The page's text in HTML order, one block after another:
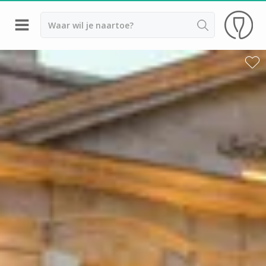
Terug
Wijnproeverij & wijnhuizen Saint Emilion
Wijnproeverij & wijnhuizen Beaujolais
Wijnproeverij & wijnhuizen Bordeaux
Wijnproeverij & wijnhuizen Bourgogne
Calvados proeverij
Champagnehuizen & champagne proeverij
Wijnproeverij & wijnhuizen Corsica
Wijnproeverij & wijnhuizen Elzas
Wijnproeverij & wijnhuizen Jura